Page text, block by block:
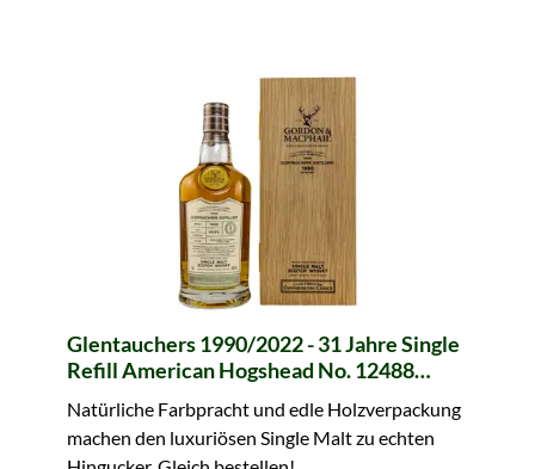
Glentauchers 1990/2022 - 31 Jahre Single
Refill American Hogshead No. 12488
Natürliche Farbpracht und edle Holzverpackung
machen den luxuriösen Single Malt zu echten